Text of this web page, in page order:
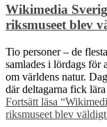
Wikimedia
riksmuseet blev
Tio personer – de
samlades i lördags för
om världens natur.
där deltagarna fick
Fortsätt läsa
riksmuseet blev